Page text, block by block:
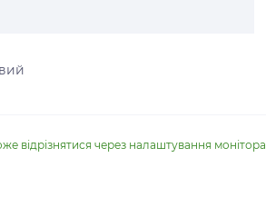
відрізнятися через налаштування монітора